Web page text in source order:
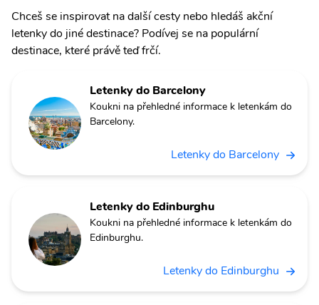
Chceš se inspirovat na další cesty nebo hledáš akční
letenky do jiné destinace? Podívej se na populární
destinace, které právě teď frčí.
Letenky do Barcelony
Koukni na přehledné informace k letenkám do
Barcelony.
Letenky do Barcelony
Letenky do Edinburghu
Koukni na přehledné informace k letenkám do
Edinburghu.
Letenky do Edinburghu